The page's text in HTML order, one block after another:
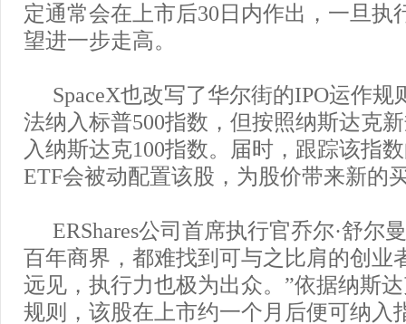
定通常会在上市后30日内作出，一旦执
望进一步走高。
SpaceX也改写了华尔街的IPO运作规
法纳入标普500指数，但按照纳斯达克
入纳斯达克100指数。届时，跟踪该指
ETF会被动配置该股，为股价带来新的
ERShares公司首席执行官乔尔·舒尔
百年商界，都难找到可与之比肩的创业
远见，执行力也极为出众。”依据纳斯
规则，该股在上市约一个月后便可纳入